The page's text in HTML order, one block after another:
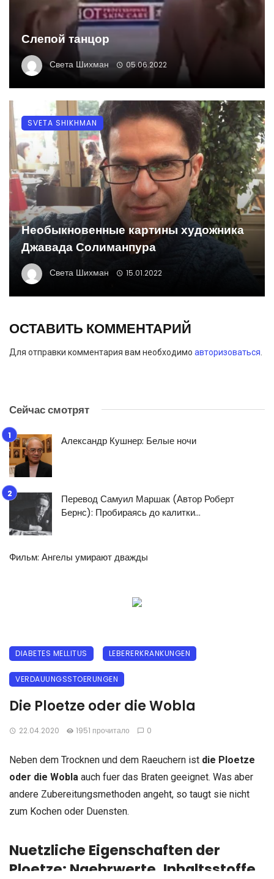
Слепой танцор
Света Шихман 05.06.2022
Необыкновенные картины художника
Джавада Солиманпура
Света Шихман 15.01.2022
SVETA SHIKHMAN
ОСТАВИТЬ КОММЕНТАРИЙ
Для отправки комментария вам необходимо авторизоваться
Сейчас смотрят
Александр Кушнер: Белые ночи
Перевод Самуил Маршак (Автор Роберт
Бернс): Пробираясь до калитки…
Фильм: Ангелы умирают дважды
DIABETES MELLITUS LEBERERKRANKUNGEN
VERDAUUNGSSTOERUNGEN
Die Ploetze oder die Wobla
22.04.2020 1951 прочитало 0
Neben dem Trocknen und dem Raeuchern ist die Ploetze
oder die Wobla auch fuer das Braten geeignet. Was aber
andere Zubereitungsmethoden angeht, so taugt sie nicht
zum Kochen oder Duensten.
Nuetzliche Eigenschaften der
Ploetze: Naehrwerte, Inhaltsstoffe